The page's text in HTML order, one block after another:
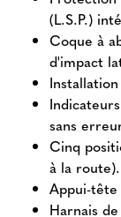
(L.S.P.)
Coque à
d'impact
sans
Cinq
à la route).
Appui-tête
Harnais